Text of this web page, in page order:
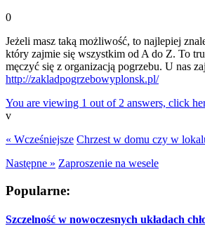
0
Jeżeli masz taką możliwość, to najlepiej
który zajmie się wszystkim od A do Z. To
męczyć się z organizacją pogrzebu. U nas
http://zakladpogrzebowyplonsk.pl/
You are viewing 1 out of 2 answers, click
v
« Wcześniejsze Chrzest w domu czy w
Następne » Zaproszenie na wesele
Popularne:
Szczelność w nowoczesnych układach